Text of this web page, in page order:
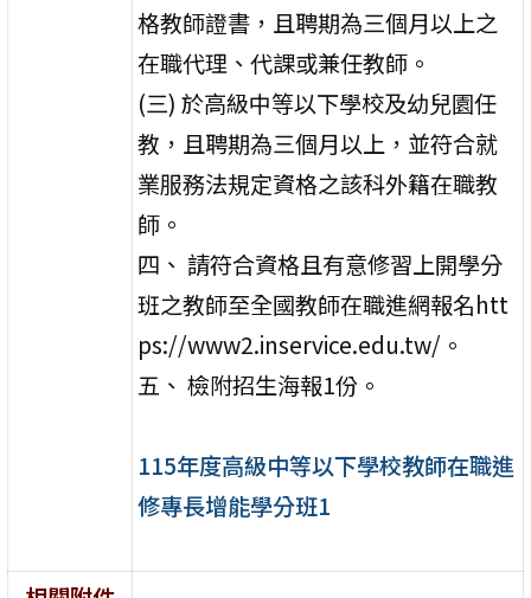
格教師證書，且聘期為三個月以上之
在職代理、代課或兼任教師。
(三) 於高級中等以下學校及幼兒園任
教，且聘期為三個月以上，並符合就
業服務法規定資格之該科外籍在職教
師。
四、 請符合資格且有意修習上開學分
班之教師至全國教師在職進網報名htt
ps://www2.inservice.edu.tw/。
五、 檢附招生海報1份。
115年度高級中等以下學校教師在職進
修專長增能學分班1